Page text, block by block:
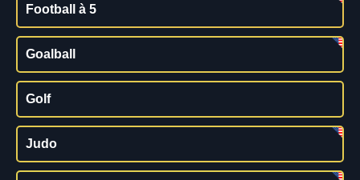
Football à 5
Goalball
Golf
Judo